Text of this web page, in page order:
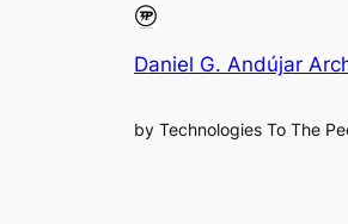
Daniel G. Andújar
by Technologies To The